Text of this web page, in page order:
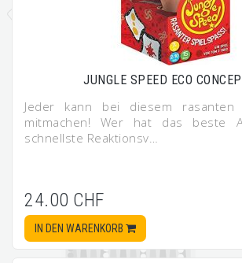
JUNGLE SPEED ECO
Jeder kann bei diesem rasanten
mitmachen! Wer hat das beste
schnellste Reaktionsv…
24.00 CHF
IN DEN WARENKORB